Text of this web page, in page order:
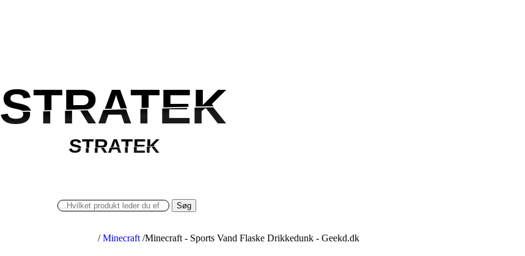
STRATEK
STRATEK
STRATEK
STRATEK
Søg
/ Minecraft /Minecraft - Sports Vand Flaske Drikkedunk - Geekd.dk